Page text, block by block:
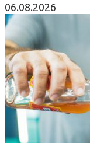
06.08.2026